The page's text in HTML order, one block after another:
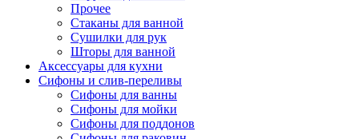
Прочее
Стаканы для ванной
Сушилки для рук
Шторы для ванной
Аксессуары для кухни
Сифоны и слив-переливы
Сифоны для ванны
Сифоны для мойки
Сифоны для поддонов